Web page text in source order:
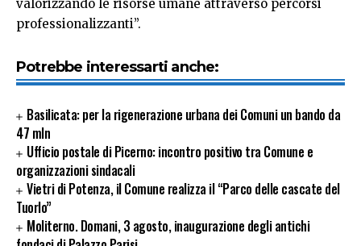
valorizzando le risorse umane attraverso percorsi
professionalizzanti”.
Potrebbe interessarti anche:
Basilicata: per la rigenerazione urbana dei Comuni un bando da
47 mln
Ufficio postale di Picerno: incontro positivo tra Comune e
organizzazioni sindacali
Vietri di Potenza, il Comune realizza il “Parco delle cascate del
Tuorlo”
Moliterno. Domani, 3 agosto, inaugurazione degli antichi